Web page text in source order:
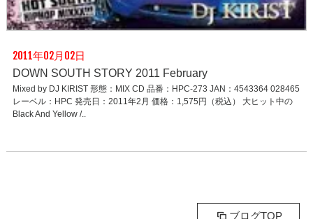
2011年02月02日
DOWN SOUTH STORY 2011 February
Mixed by DJ KIRIST 形態：MIX CD 品番：HPC-273 JAN：4543364 028465
レーベル：HPC 発売日：2011年2月 価格：1,575円（税込） 大ヒット中の
Black And Yellow /..
ブログTOP